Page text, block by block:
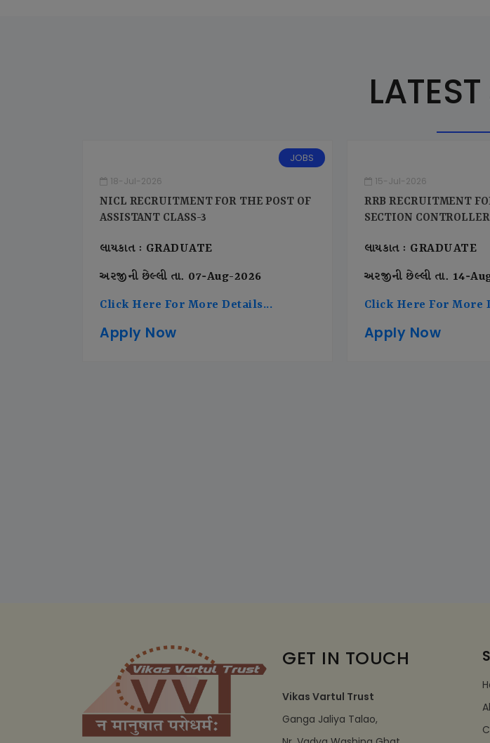
JOBS
18-Jul-2026
NICL RECRUITMENT FOR THE POST OF
ASSISTANT CLASS-3
લાયકાત : GRADUATE
અરજીની છેલ્લી તા. 07-Aug-2026
Click Here For More Details...
Apply Now
15-Jul-2026
RRB RECRUITMENT
SECTION CONTROLLER
લાયકાત : GRADUATE
અરજીની છેલ્લી તા. 14-
Click Here For More
Apply Now
GET IN TOUCH
Vikas Vartul Trust
Ganga Jaliya Talao,